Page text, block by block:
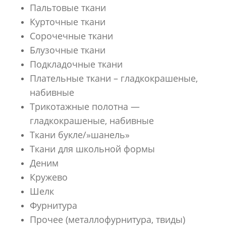
Пальтовые ткани
Курточные ткани
Сорочечные ткани
Блузочные ткани
Подкладочные ткани
Плательные ткани – гладкокрашеные,
набивные
Трикотажные полотна —
гладкокрашеные, набивные
Ткани букле/»шанель»
Ткани для школьной формы
Деним
Кружево
Шелк
Фурнитура
Прочее (металлофурнитура, твиды)